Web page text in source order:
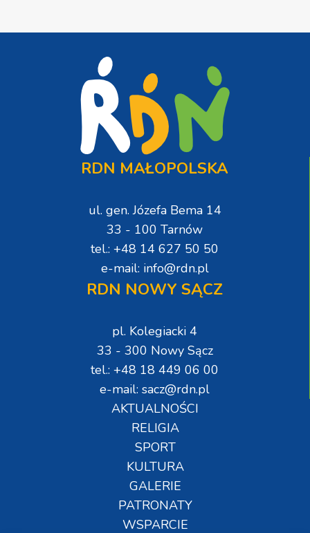
RDN MAŁOPOLSKA
ul. gen. Józefa Bema 14
33 - 100 Tarnów
tel.: +48 14 627 50 50
e-mail: info@rdn.pl
RDN NOWY SĄCZ
pl. Kolegiacki 4
33 - 300 Nowy Sącz
tel.: +48 18 449 06 00
e-mail: sacz@rdn.pl
AKTUALNOŚCI
RELIGIA
SPORT
KULTURA
GALERIE
PATRONATY
WSPARCIE